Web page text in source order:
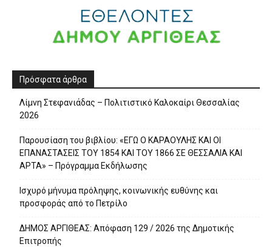
Πρόσφατα άρθρα
Λίμνη Στεφανιάδας – Πολιτιστικό Καλοκαίρι Θεσσαλίας
2026
Παρουσίαση του βιβλίου: «ΕΓΩ Ο ΚΑΡΑΟΥΛΗΣ ΚΑΙ ΟΙ
ΕΠΑΝΑΣΤΑΣΕΙΣ ΤΟΥ 1854 ΚΑΙ ΤΟΥ 1866 ΣΕ ΘΕΣΣΑΛΙΑ ΚΑΙ
ΑΡΤΑ» – Πρόγραμμα Εκδήλωσης
Ισχυρό μήνυμα πρόληψης, κοινωνικής ευθύνης και
προσφοράς από το Πετρίλο
ΔΗΜΟΣ ΑΡΓΙΘΕΑΣ: Απόφαση 129 / 2026 της Δημοτικής
Επιτροπής